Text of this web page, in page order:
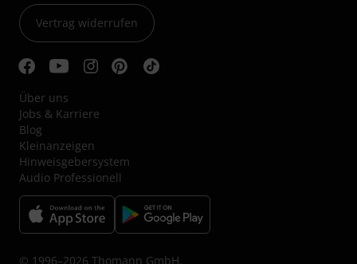
Vertrag widerrufen
Über uns
Jobs & Karriere
Blog
Kleinanzeigen
Hinweisgebersystem
Audio Professionell
© 1996–2026 Thomann GmbH.